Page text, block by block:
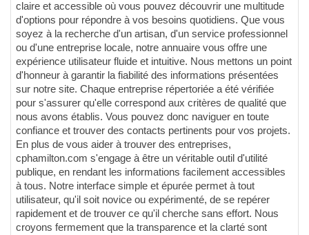
claire et accessible où vous pouvez découvrir une multitude
d'options pour répondre à vos besoins quotidiens. Que vous
soyez à la recherche d'un artisan, d'un service professionnel
ou d'une entreprise locale, notre annuaire vous offre une
expérience utilisateur fluide et intuitive. Nous mettons un point
d'honneur à garantir la fiabilité des informations présentées
sur notre site. Chaque entreprise répertoriée a été vérifiée
pour s'assurer qu'elle correspond aux critères de qualité que
nous avons établis. Vous pouvez donc naviguer en toute
confiance et trouver des contacts pertinents pour vos projets.
En plus de vous aider à trouver des entreprises,
cphamilton.com s'engage à être un véritable outil d'utilité
publique, en rendant les informations facilement accessibles
à tous. Notre interface simple et épurée permet à tout
utilisateur, qu'il soit novice ou expérimenté, de se repérer
rapidement et de trouver ce qu'il cherche sans effort. Nous
croyons fermement que la transparence et la clarté sont